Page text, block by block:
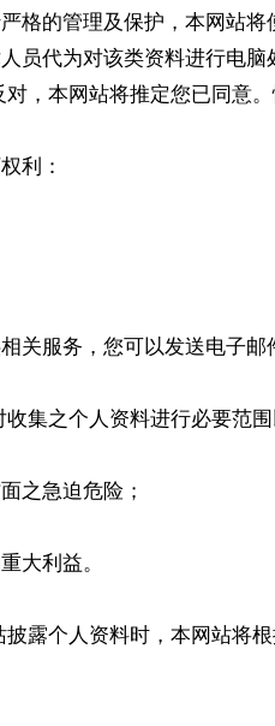
格的管理及保护，本网站
员代为对该类资料进行电
，本网站将推定您已同意
利：
关服务，您可以发送电子
集之个人资料进行必要范围
之急迫危险；
大利益。
露个人资料时，本网站将